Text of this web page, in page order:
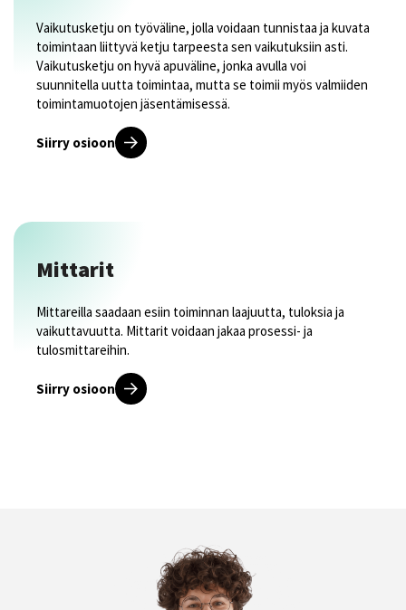
Vaikutusketju on työväline, jolla voidaan tunnistaa ja kuvata
toimintaan liittyvä ketju tarpeesta sen vaikutuksiin asti.
Vaikutusketju on hyvä apuväline, jonka avulla voi
suunnitella uutta toimintaa, mutta se toimii myös valmiiden
toimintamuotojen jäsentämisessä.
Siirry osioon
Mittarit
Mittareilla saadaan esiin toiminnan laajuutta, tuloksia ja
vaikuttavuutta. Mittarit voidaan jakaa prosessi- ja
tulosmittareihin.
Siirry osioon